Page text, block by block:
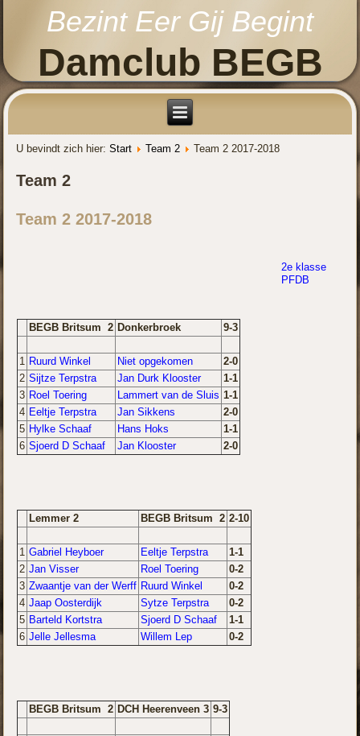
Bezint Eer Gij Begint
Damclub BEGB
U bevindt zich hier:Start Team 2 Team 2 2017-2018
Team 2
Team 2 2017-2018
2e klasse
PFDB
BEGB Britsum 2 Donkerbroek 9-3
1 Ruurd Winkel Niet opgekomen
2-0
2 Sijtze Terpstra Jan Durk Klooster
1-1
3 Roel Toering Lammert van de Sluis 1-1
4 Eeltje Terpstra Jan Sikkens
2-0
5 Hylke Schaaf Hans Hoks
1-1
6 Sjoerd D Schaaf Jan Klooster 2-0
Lemmer 2 BEGB Britsum 2 2-10
1 Gabriel Heyboer Eeltje Terpstra
1-1
2 Jan Visser Roel Toering
0-2
3 Zwaantje van der Werff Ruurd Winkel
0-2
4 Jaap Oosterdijk Sytze Terpstra
0-2
5 Barteld Kortstra Sjoerd D Schaaf
1-1
6 Jelle Jellesma Willem Lep 0-2
BEGB Britsum 2 DCH Heerenveen 3 9-3